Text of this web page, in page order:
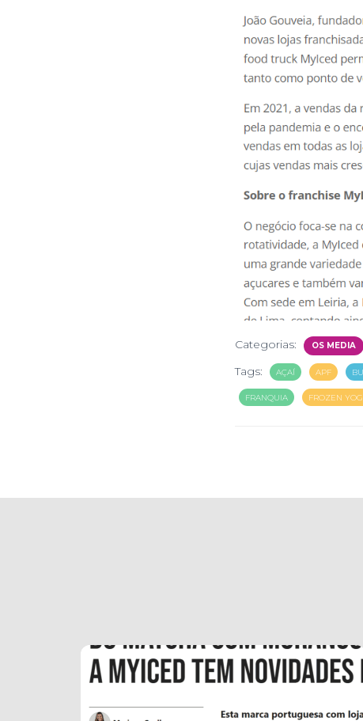
Categorias: OS MEDIA
Tags: AÇAÍ APF
FRANQUIA FROZEN